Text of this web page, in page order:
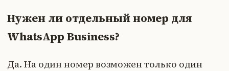
Нужен ли отдельный номер для
WhatsApp Business?
Да. На один номер возможен только один